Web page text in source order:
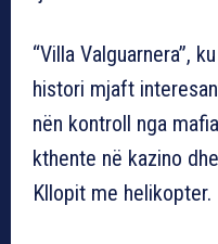
“Villa Valguarnera”,
histori mjaft
nën kontroll nga
kthente në kazino
Kllopit me helikopter.